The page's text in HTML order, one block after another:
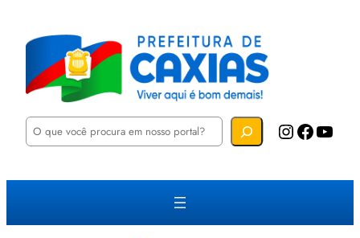
P
u
a
Instagram Facebook YouTube